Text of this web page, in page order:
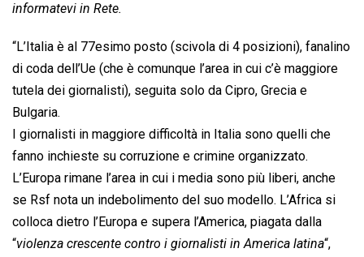
informatevi in Rete.
“L’Italia è al 77esimo posto (scivola di 4 posizioni), fanalino
di coda dell’Ue (che è comunque l’area in cui c’è maggiore
tutela dei giornalisti), seguita solo da Cipro, Grecia e
Bulgaria.
I giornalisti in maggiore difficoltà in Italia sono quelli che
fanno inchieste su corruzione e crimine organizzato.
L’Europa rimane l’area in cui i media sono più liberi, anche
se Rsf nota un indebolimento del suo modello. L’Africa si
colloca dietro l’Europa e supera l’America, piagata dalla
“violenza crescente contro i giornalisti in America latina“,